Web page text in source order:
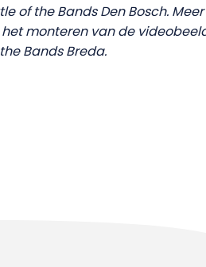
of the Bands Den Bosch. Meer
monteren van de
Bands Breda.